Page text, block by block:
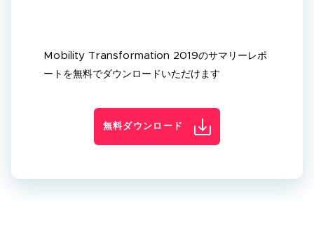
Mobility Transformation 2019のサマリーレポ
ートを無料でダウンロードいただけます
無料ダウンロード